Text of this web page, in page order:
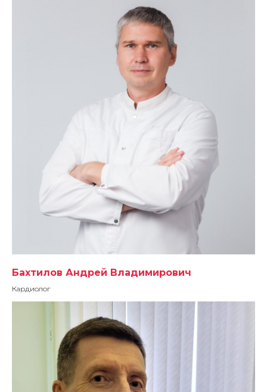
Бахтилов Андрей Владимирович
Кардиолог